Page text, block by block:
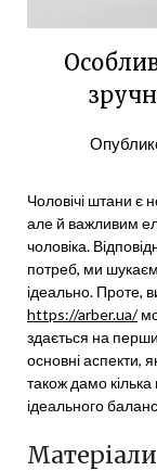
Чоловічі штани є
але й важливим
чоловіка.
потреб, ми
ідеально. Проте,
https://arber.ua/
здається на
основні аспекти,
також дамо
ідеального
Матеріали